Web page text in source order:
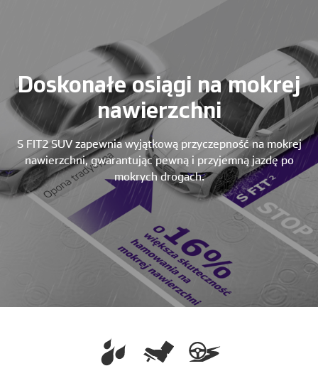
Doskonałe osiągi na mokrej
nawierzchni
S FIT2 SUV zapewnia wyjątkową przyczepność na mokrej
nawierzchni, gwarantując pewną i przyjemną jazdę po
mokrych drogach.